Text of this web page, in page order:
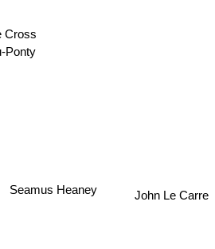
Ponty
Seamus Heaney
John Le Carre